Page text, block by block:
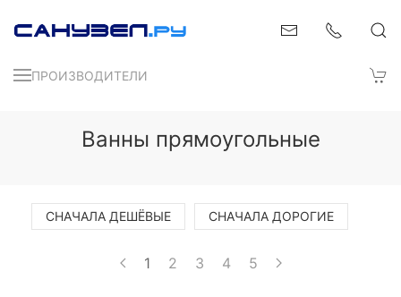
ПРОИЗВОДИТЕЛИ
Ванны прямоугольные
СНАЧАЛА ДЕШЁВЫЕ СНАЧАЛА ДОРОГИЕ
1 2 3 4 5